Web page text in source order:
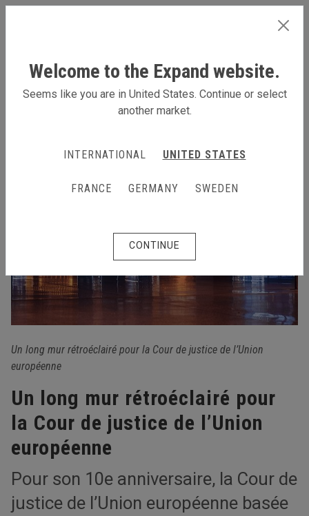
Un long mur rétroéclairé pour la Cour de justice de l’Union
européenne
Un long mur rétroéclairé pour
la Cour de justice de l’Union
européenne
Pour son 10e anniversaire, la Cour de
justice de l’Union européenne basée
Welcome to the Expand website.
Seems like you are in United States. Continue or select
another market.
INTERNATIONAL UNITED STATES
FRANCE GERMANY SWEDEN
CONTINUE